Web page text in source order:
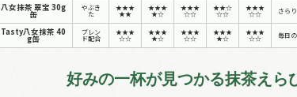
八女抹茶 翠宝 30g
缶
やぶき
た
★★★
★★
★★★
★☆
★★★
☆☆
★★☆
☆☆
★★★
☆☆ さら
Tasty八女抹茶 40
g缶
ブレン
ド配合
★★★
☆☆
★★★
★☆
★★★
☆☆
★★★
★☆
★★★
☆☆ 毎日
好みの一杯が見つかる抹茶えら